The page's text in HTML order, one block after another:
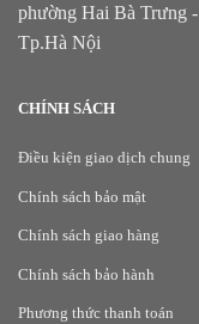
phường Hai Bà Trưng -
Tp.Hà Nội
CHÍNH SÁCH
Điều kiện giao dịch chung
Chính sách bảo mật
Chính sách giao hàng
Chính sách bảo hành
Phương thức thanh toán